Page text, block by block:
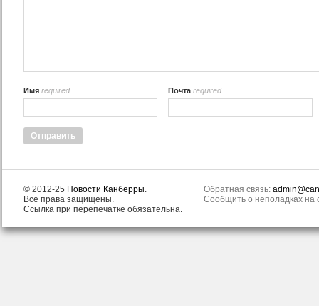
Имя required Почта required
© 2012-25 Новости Канберры.
Все права защищены.
Ссылка при перепечатке обязательна.
Обратная связь:
Сообщить о неполадках на